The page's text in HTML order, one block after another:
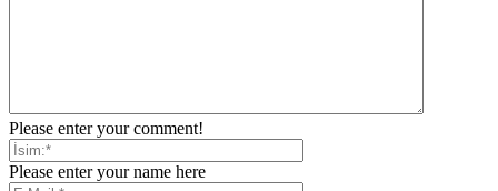
Please enter your comment!
Please enter your name here